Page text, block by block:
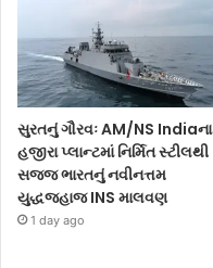
સુરતનું ગૌરવઃ AM/NS Indiaના
હજીરા પ્લાન્ટમાં નિર્મિત સ્ટીલથી
સજ્જ ભારતનું નવીનત્તમ
યુદ્ધજહાજ INS માલવણ
1 day ago